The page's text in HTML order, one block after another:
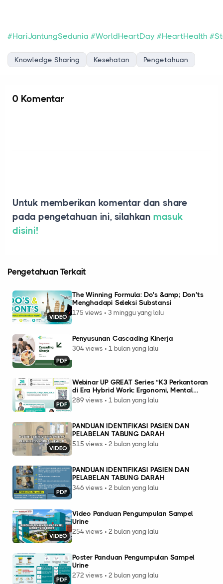
#HariJantungSedunia #WorldHeartDay #HeartHealth
Knowledge Sharing Kesehatan Pengetahuan
0 Komentar
Untuk memberikan komentar dan share
pada pengetahuan ini, silahkan masuk
disini!
Pengetahuan Terkait
VIDEO
The Winning Formula: Do's &amp; Don'ts
Menghadapi Seleksi Substansi
175 views • 3 minggu yang lalu
PDF
Penyusunan Cascading Kinerja
304 views • 1 bulan yang lalu
PDF
Webinar UP GREAT Series “K3 Perkantoran
di Era Hybrid Work: Ergonomi, Mental
Health, dan Safety Culture dalam
Mendukung Transformasi Budaya Kerja
289 views • 1 bulan yang lalu
VIDEO
PANDUAN IDENTIFIKASI PASIEN DAN
PELABELAN TABUNG DARAH
515 views • 2 bulan yang lalu
PDF
PANDUAN IDENTIFIKASI PASIEN DAN
PELABELAN TABUNG DARAH
346 views • 2 bulan yang lalu
VIDEO
Video Panduan Pengumpulan Sampel
Urine
254 views • 2 bulan yang lalu
PDF
Poster Panduan Pengumpulan Sampel
Urine
272 views • 2 bulan yang lalu